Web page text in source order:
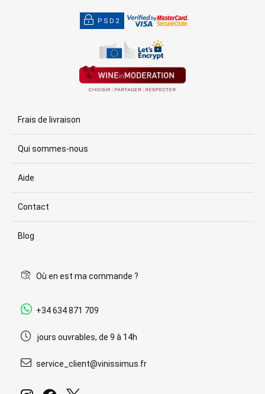
PSD2
Frais de livraison
Qui sommes-nous
Aide
Contact
Blog
Où en est ma commande ?
+34 634 871 709
jours ouvrables, de 9 à 14h
service_client@vinissimus.fr